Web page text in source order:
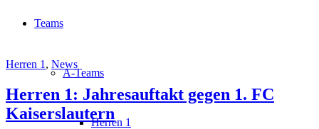
Teams
A-Teams
Herren 1
Herren 1 , News
Herren 1: Jahresauftakt gegen 1. FC
Kaiserslautern